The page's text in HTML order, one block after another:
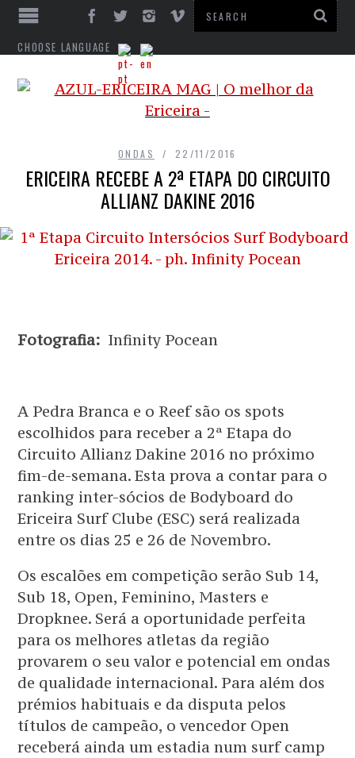
CHOOSE LANGUAGE
ONDAS 22/11/2016
ERICEIRA RECEBE A 2ª ETAPA DO CIRCUITO
ALLIANZ DAKINE 2016
Fotografia: Infinity Pocean
A Pedra Branca e o Reef são os spots
escolhidos para receber a 2ª Etapa do
Circuito Allianz Dakine 2016 no próximo
fim-de-semana. Esta prova a contar para o
ranking inter-sócios de Bodyboard do
Ericeira Surf Clube (ESC) será realizada
entre os dias 25 e 26 de Novembro.
Os escalões em competição serão Sub 14,
Sub 18, Open, Feminino, Masters e
Dropknee. Será a oportunidade perfeita
para os melhores atletas da região
provarem o seu valor e potencial em ondas
de qualidade internacional. Para além dos
prémios habituais e da disputa pelos
títulos de campeão, o vencedor Open
receberá ainda um estadia num surf camp